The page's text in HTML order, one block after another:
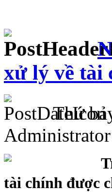
xử lý về tài
Thứ
tài chính được